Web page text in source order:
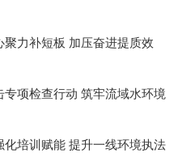
力补短板 加压奋进提质效
专项检查行动 筑牢流域水环境
化培训赋能 提升一线环境执法